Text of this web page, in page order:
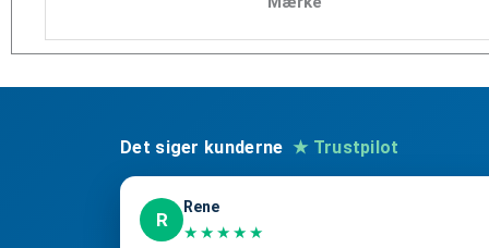
Det siger kunderne ★ Trustpilot
R
Rene
★★★★★